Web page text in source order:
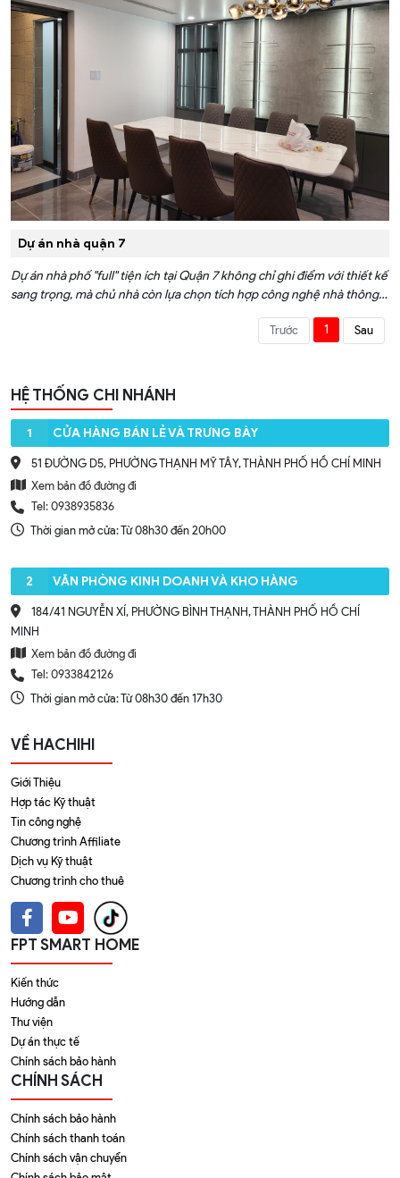
Dự án nhà quận 7
Dự án nhà phố "full" tiện ích tại Quận 7 không chỉ ghi điểm với thiết kế
sang trọng, mà chủ nhà còn lựa chọn tích hợp công nghệ nhà thông
Trước 1 Sau
HỆ THỐNG CHI NHÁNH
1 CỬA HÀNG BÁN LẺ VÀ TRƯNG BÀY
51 ĐƯỜNG D5, PHƯỜNG THẠNH MỸ TÂY, THÀNH PHỐ HỒ CHÍ MINH
Xem bản đồ đường đi
Tel: 0938935836
Thời gian mở cửa: Từ 08h30 đến 20h00
2 VĂN PHÒNG KINH DOANH VÀ KHO HÀNG
184/41 NGUYỄN XÍ, PHƯỜNG BÌNH THẠNH, THÀNH PHỐ HỒ CHÍ
MINH
Xem bản đồ đường đi
Tel: 0933842126
Thời gian mở cửa: Từ 08h30 đến 17h30
VỀ HACHIHI
Giới Thiệu
Hợp tác Kỹ thuật
Tin công nghệ
Chương trình Affiliate
Dịch vụ Kỹ thuật
Chương trình cho thuê
FPT SMART HOME
Kiến thức
Hướng dẫn
Thư viện
Dự án thực tế
Chính sách bảo hành
CHÍNH SÁCH
Chính sách bảo hành
Chính sách thanh toán
Chính sách vận chuyển